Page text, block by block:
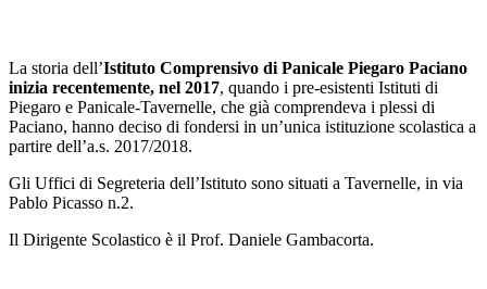
La storia dell’Istituto Comprensivo di Panicale Piegaro Paciano
inizia recentemente, nel 2017, quando i pre-esistenti Istituti di
Piegaro e Panicale-Tavernelle, che già comprendeva i plessi di
Paciano, hanno deciso di fondersi in un’unica istituzione scolastica a
partire dell’a.s. 2017/2018.
Gli Uffici di Segreteria dell’Istituto sono situati a Tavernelle, in via
Pablo Picasso n.2.
Il Dirigente Scolastico è il Prof. Daniele Gambacorta.